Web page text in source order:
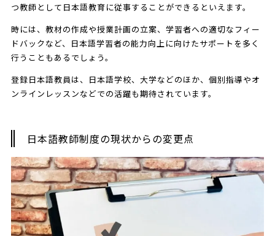
つ教師として日本語教育に従事することができるといえます。
時には、教材の作成や授業計画の立案、学習者への適切なフィー
ドバックなど、日本語学習者の能力向上に向けたサポートを多く
行うこともあるでしょう。
登録日本語教員は、日本語学校、大学などのほか、個別指導やオ
ンラインレッスンなどでの活躍も期待されています。
日本語教師制度の現状からの変更点